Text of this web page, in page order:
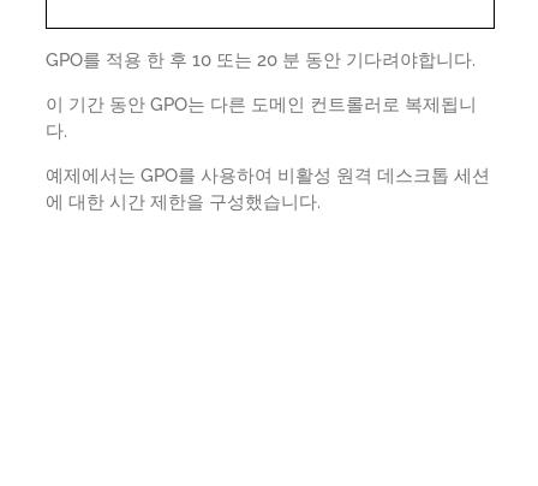
GPO를 적용 한 후 10 또는 20 분 동안 기다려야합니다.
이 기간 동안 GPO는 다른 도메인 컨트롤러로 복제됩니
다.
예제에서는 GPO를 사용하여 비활성 원격 데스크톱 세션
에 대한 시간 제한을 구성했습니다.